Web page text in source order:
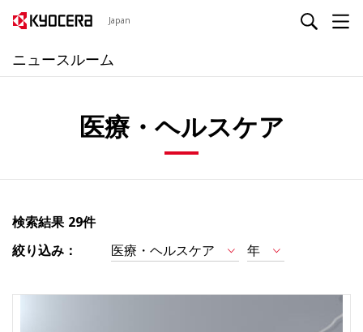
Japan
ニュースルーム
医療・ヘルスケア
検索結果 29件
絞り込み：
医療・ヘルスケア 年